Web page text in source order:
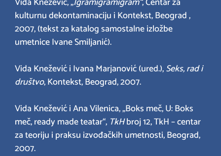
kulturnu dekontaminaciju i Kontekst, Beograd ,
2007, (tekst za katalog samostalne izložbe
umetnice Ivane Smiljanić).
Vida Knežević i Ivana Marjanović (ured.),Seks, rad i
društvo, Kontekst, Beograd, 2007.
Vida Knežević i Ana Vilenica, „Boks meč, U: Boks
meč, ready made teatar“, TkHbroj 12, TkH – centar
za teoriju i praksu izvođačkih umetnosti, Beograd,
2007.